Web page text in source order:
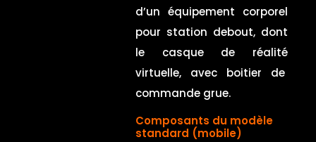
d’un équipement corporel
pour station debout, dont
le casque de réalité
virtuelle, avec boitier de
commande grue.
Composants du modèle
standard (mobile)